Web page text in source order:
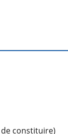
constituire)